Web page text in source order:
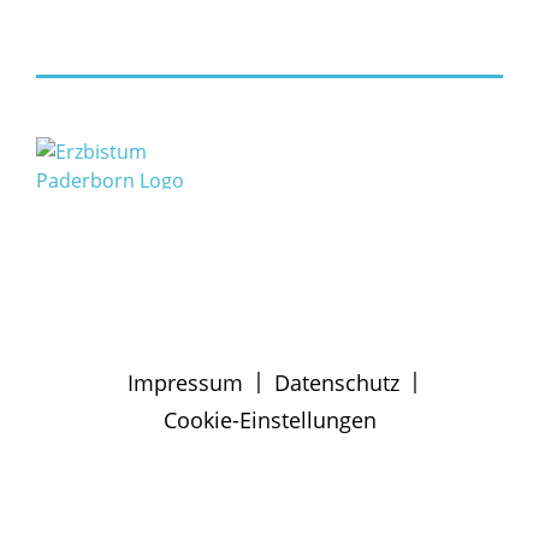
Impressum | Datenschutz |
Cookie-Einstellungen